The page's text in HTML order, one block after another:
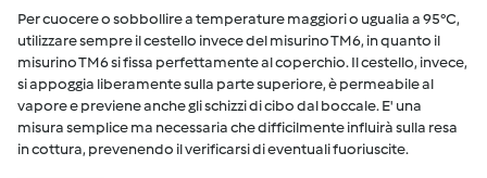
Per cuocere o sobbollire a temperature maggiori o ugualia a 95°C,
utilizzare sempre il cestello invece del misurino TM6, in quanto il
misurino TM6 si fissa perfettamente al coperchio. Il cestello, invece,
si appoggia liberamente sulla parte superiore, è permeabile al
vapore e previene anche gli schizzi di cibo dal boccale. E' una
misura semplice ma necessaria che difficilmente influirà sulla resa
in cottura, prevenendo il verificarsi di eventuali fuoriuscite.